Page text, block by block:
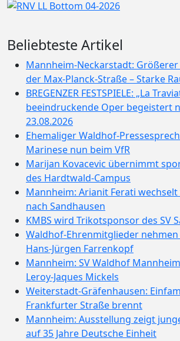
Beliebteste Artikel
Mannheim-Neckarstadt:
der Max-Planck-Straße – Starke
BREGENZER FESTSPIELE: „La
beeindruckende Oper begeistert
23.08.2026
Ehemaliger Waldhof-
Marinese nun beim VfR
Marijan Kovacevic übernimmt
des Hardtwald-Campus
Mannheim: Arianit Ferati
nach Sandhausen
KMBS wird Trikotsponsor des SV
Waldhof-Ehrenmitglieder nehmen
Hans-Jürgen Farrenkopf
Mannheim: SV Waldhof
Leroy-Jaques Mickels
Weiterstadt-Gräfenhausen:
Frankfurter Straße brennt
Mannheim: Ausstellung zeigt
auf 35 Jahre Deutsche Einheit